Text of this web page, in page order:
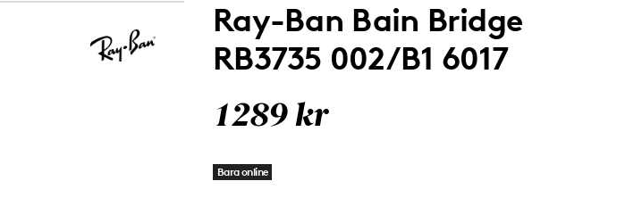
Ray-Ban Bain Bridge
RB3735 002/B1 6017
1289 kr
Bara online